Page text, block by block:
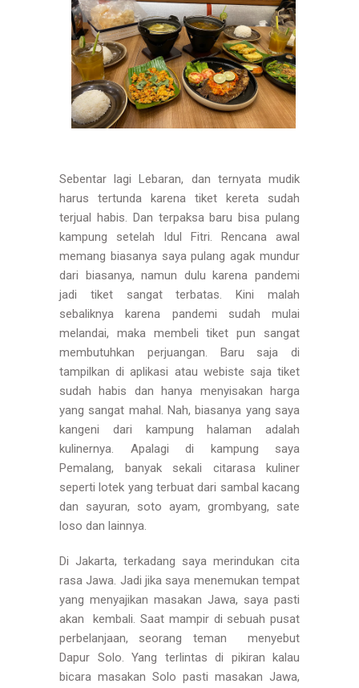
Sebentar lagi Lebaran, dan ternyata mudik
harus tertunda karena tiket kereta sudah
terjual habis. Dan terpaksa baru bisa pulang
kampung setelah Idul Fitri. Rencana awal
memang biasanya saya pulang agak mundur
dari biasanya, namun dulu karena pandemi
jadi tiket sangat terbatas. Kini malah
sebaliknya karena pandemi sudah mulai
melandai, maka membeli tiket pun sangat
membutuhkan perjuangan. Baru saja di
tampilkan di aplikasi atau webiste saja tiket
sudah habis dan hanya menyisakan harga
yang sangat mahal. Nah, biasanya yang saya
kangeni dari kampung halaman adalah
kulinernya. Apalagi di kampung saya
Pemalang, banyak sekali citarasa kuliner
seperti lotek yang terbuat dari sambal kacang
dan sayuran, soto ayam, grombyang, sate
loso dan lainnya.
Di Jakarta, terkadang saya merindukan cita
rasa Jawa. Jadi jika saya menemukan tempat
yang menyajikan masakan Jawa, saya pasti
akan kembali. Saat mampir di sebuah pusat
perbelanjaan, seorang teman menyebut
Dapur Solo. Yang terlintas di pikiran kalau
bicara masakan Solo pasti masakan Jawa,